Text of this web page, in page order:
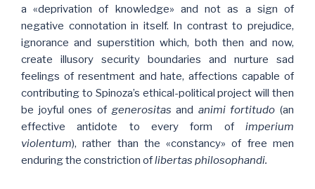
a «deprivation of knowledge» and not as a sign of
negative connotation in itself. In contrast to prejudice,
ignorance and superstition which, both then and now,
create illusory security boundaries and nurture sad
feelings of resentment and hate, affections capable of
contributing to Spinoza’s ethical-political project will then
be joyful ones of generositasand animi fortitudo (an
effective antidote to every form of imperium
violentum), rather than the «constancy» of free men
enduring the constriction oflibertas philosophandi.